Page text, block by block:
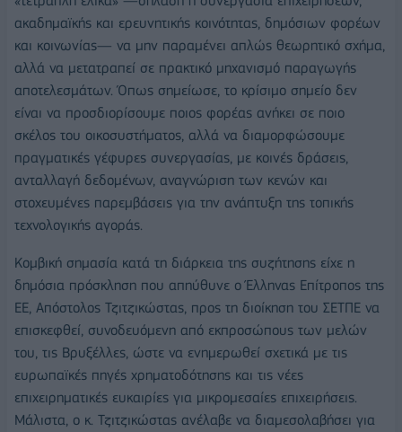
ακαδημαϊκής και ερευνητικής κοινότητας, δημόσιων φορέων
και κοινωνίας— να μην παραμένει απλώς θεωρητικό σχήμα,
αλλά να μετατραπεί σε πρακτικό μηχανισμό παραγωγής
αποτελεσμάτων. Όπως σημείωσε, το κρίσιμο σημείο δεν
είναι να προσδιορίσουμε ποιος φορέας ανήκει σε ποιο
σκέλος του οικοσυστήματος, αλλά να διαμορφώσουμε
πραγματικές γέφυρες συνεργασίας, με κοινές δράσεις,
ανταλλαγή δεδομένων, αναγνώριση των κενών και
στοχευμένες παρεμβάσεις για την ανάπτυξη της τοπικής
τεχνολογικής αγοράς.
Κομβική σημασία κατά τη διάρκεια της συζήτησης είχε η
δημόσια πρόσκληση που απηύθυνε ο Έλληνας Επίτροπος της
ΕΕ, Απόστολος Τζιτζικώστας, προς τη διοίκηση του ΣΕΤΠΕ να
επισκεφθεί, συνοδευόμενη από εκπροσώπους των μελών
του, τις Βρυξέλλες, ώστε να ενημερωθεί σχετικά με τις
ευρωπαϊκές πηγές χρηματοδότησης και τις νέες
επιχειρηματικές ευκαιρίες για μικρομεσαίες επιχειρήσεις.
Μάλιστα, ο κ. Τζιτζικώστας ανέλαβε να διαμεσολαβήσει για